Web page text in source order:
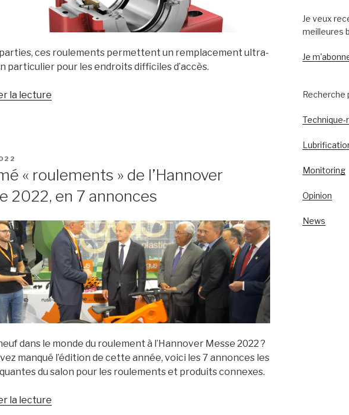
parties, ces roulements permettent un remplacement ultra-
particulier pour les endroits difficiles d’accès.
la lecture
à
rouleaux
à
son
catalogue »
« roulements » de l’Hannover
2022, en 7 annonces
dans le monde du roulement à l’Hannover Messe 2022 ?
manqué l’édition de cette année, voici les 7 annonces les
du salon pour les roulements et produits connexes.
la lecture
Je veux
meilleures
Je
Recherche
Monitoring
Opinion
News